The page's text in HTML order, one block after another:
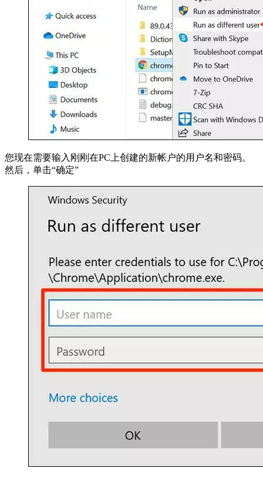
您现在需要输入刚刚在PC上创建的新帐户的用户名和密码。
然后，单击“确定”